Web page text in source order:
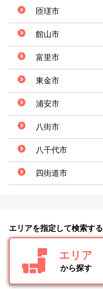
匝瑳市
館山市
富里市
東金市
浦安市
八街市
八千代市
四街道市
エリアを指定して検索する
エリア
から探す